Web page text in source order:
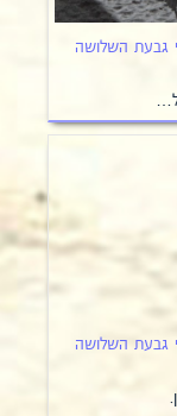
גבעת השלושה
גבעת השלושה